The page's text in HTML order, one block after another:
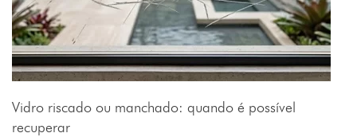
Vidro riscado ou manchado: quando é possível
recuperar